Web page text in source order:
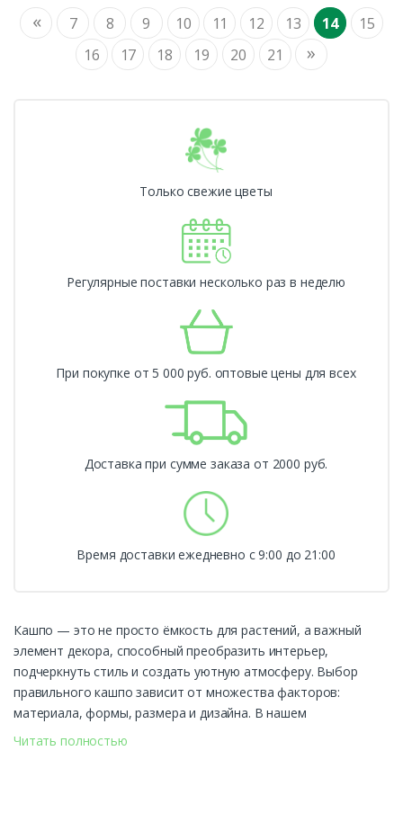
« 7 8 9 10 11 12 13 14
15
16
17 18 19 20 21 »
Только свежие цветы
Регулярные поставки несколько раз в неделю
При покупке от 5 000 руб. оптовые цены для всех
Доставка при сумме заказа от 2000 руб.
Время доставки ежедневно с 9:00 до 21:00
Кашпо — это не просто ёмкость для растений, а важный
элемент декора, способный преобразить интерьер,
подчеркнуть стиль и создать уютную атмосферу. Выбор
правильного кашпо зависит от множества факторов:
материала, формы, размера и дизайна. В нашем
ассортименте представлено множество вариантов, среди
Читать полностью